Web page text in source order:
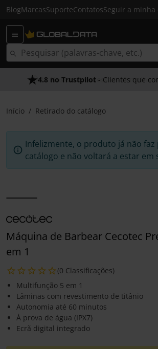
BlogMarcasSuporteContatosSeguir a minha
4.8 no Trustpilot - Clientes que
Início Retirado do catálogo
Infelizmente, o produto já não faz
catálogo e não voltará a estar em
Máquina de Barbear Cecotec
em 1
(0 Classificações)
Multifunção 5 em 1
Lâminas com revestimento de titânio
Autonomia até 60 minutos
À prova de água (IPX7)
Ecrã digital integrado